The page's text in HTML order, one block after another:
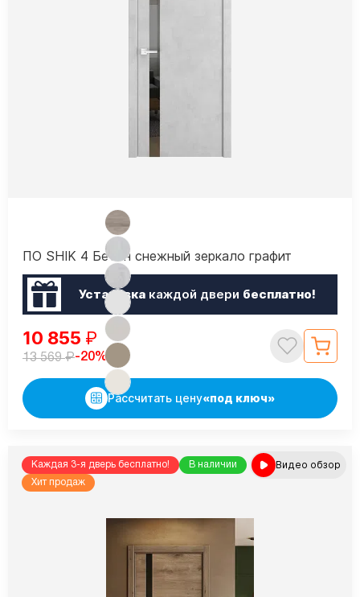
ПО SHIK 4 Бетон снежный зеркало графит
Установкакаждой двери бесплатно!
10 855 ₽
13 569₽-20%
Рассчитать цену«под ключ»
Каждая 3-я дверь бесплатно!
В наличии
Хит продаж
Видео обзор